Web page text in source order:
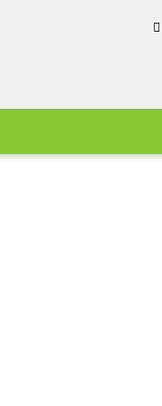
Serwis